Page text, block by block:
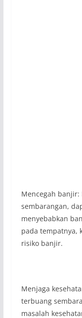
Mencegah
sembarangan,
menyebabkan
pada tempatnya,
risiko banjir.
Menjaga
terbuang
masalah